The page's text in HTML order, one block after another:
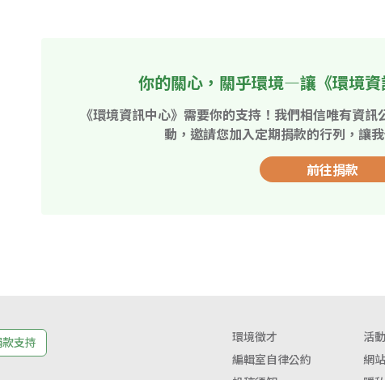
你的關心，關乎環境—讓《環境
《環境資訊中心》需要你的支持！我們相信唯有資
動，邀請您加入定期捐款的行列，讓
前往捐款
款支持 環境徵才 活動
編輯室自律公約
網